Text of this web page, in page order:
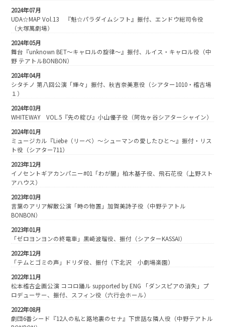
2024年07月
UDA☆MAP Vol.13 『魁☆パラダイムシフト』振付、エンドウ総司令役
（大塚萬劇場）
2024年05月
舞台『unknown BET〜キャロルの旋律〜』振付、ルイス・キャロル役（中
野 テアトルBONBON）
2024年04月
シタチノ 第八回公演「輝々」振付、秋吉奈美恵役（シアター1010・稽古場
１）
2024年03月
WHITEWAY VOL.5『先の綻び』小山優子役（阿佐ヶ谷シアターシャイン）
2024年01月
ミュージカル『Liebe（リーベ）〜シューマンの愛したひと〜』振付・リス
ト役（シアター711）
2023年12月
イノセントギアカンパニー#01「わが闇」柏木基子役、飛石花役（上野スト
アハウス）
2023年03月
言葉のアリア解散公演「時の物置」加賀美詩子役（中野テアトル
BONBON）
2023年01月
「ゼロヨンヨンの終電車」黒崎波瑠役、振付（シアターKASSAI）
2022年12月
「テムとゴミの声」ドリダ役、振付（下北沢 小劇場楽園）
2022年11月
松本稽古企画公演 ココロ踊ル supported by ENG 「ダンスピアの消失」プ
ロデューサー、振付、スフィン役（六行会ホール）
2022年08月
劇団6番シード『12人の私と路地裏のセナ』下世話な隣人役（中野テアトル